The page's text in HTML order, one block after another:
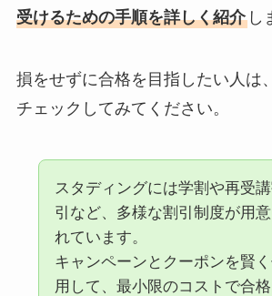
受けるための手順を詳しく紹介し
損をせずに合格を目指したい人は
チェックしてみてください。
スタディングには学割や再受講
引など、多様な割引制度が用意
れています。
キャンペーンとクーポンを賢
用して、最小限のコストで合